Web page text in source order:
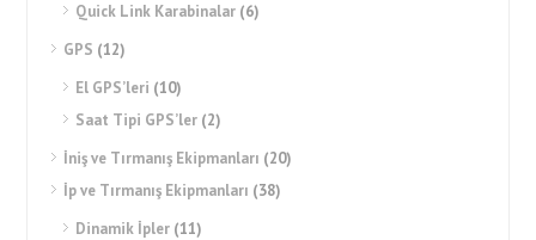
Quick Link Karabinalar (6)
GPS (12)
El GPS’leri (10)
Saat Tipi GPS’ler (2)
İniş ve Tırmanış Ekipmanları (20)
İp ve Tırmanış Ekipmanları (38)
Dinamik İpler (11)